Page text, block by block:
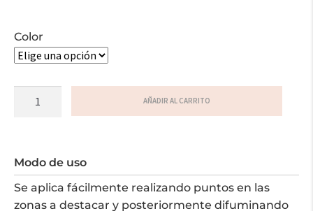
Color
AÑADIR AL CARRITO
Modo de uso
Se aplica fácilmente realizando puntos en las
zonas a destacar y posteriormente difuminando